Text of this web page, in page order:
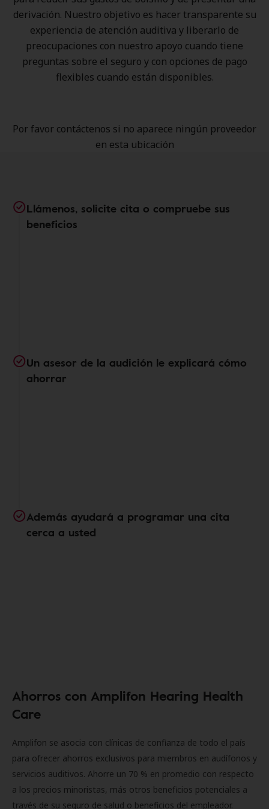
derivación. Nuestro objetivo es hacer transparente su
experiencia de atención auditiva y liberarlo de
preocupaciones con nuestro apoyo cuando tiene
preguntas sobre el seguro y con opciones de pago
flexibles cuando están disponibles.
Por favor contáctenos si no aparece ningún proveedor
en esta ubicación
Llámenos, solicite cita o compruebe sus
beneficios
Un asesor de la audición le explicará cómo
ahorrar
Además ayudará a programar una cita
cerca a usted
Ahorros con Amplifon Hearing Health
Care
Amplifon se asocia con clínicas de confianza de todo el país
para ofrecer ahorros exclusivos para miembros en audífonos y
servicios auditivos. Ahorre un 70 % en promedio con respecto
a los precios minoristas, más otros beneficios potenciales a
través de su seguro de salud o beneficios del empleador.